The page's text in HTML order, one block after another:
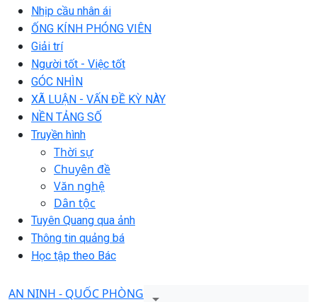
Nhịp cầu nhân ái
ỐNG KÍNH PHÓNG VIÊN
Giải trí
Người tốt - Việc tốt
GÓC NHÌN
XÃ LUẬN - VẤN ĐỀ KỲ NÀY
NỀN TẢNG SỐ
Truyền hình
Thời sự
Chuyên đề
Văn nghệ
Dân tộc
Tuyên Quang qua ảnh
Thông tin quảng bá
Học tập theo Bác
AN NINH - QUỐC PHÒNG